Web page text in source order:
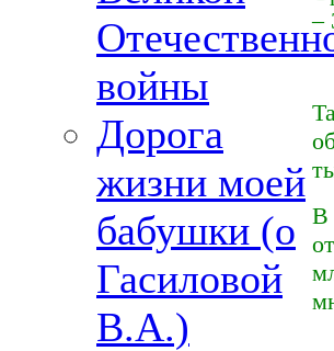
войны
Дорога
жизни моей
бабушки (о
Гасиловой
В.А.)
–
В